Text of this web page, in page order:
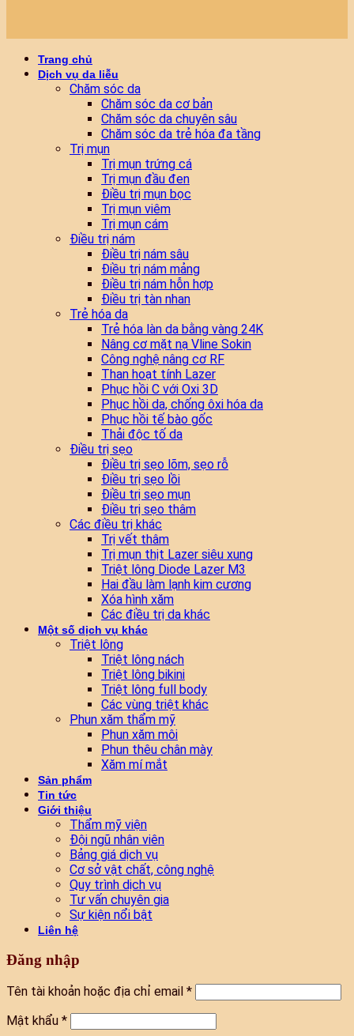
Trang chủ
Dịch vụ da liễu
Chăm sóc da
Chăm sóc da cơ bản
Chăm sóc da chuyên sâu
Chăm sóc da trẻ hóa đa tầng
Trị mụn
Trị mụn trứng cá
Trị mụn đầu đen
Điều trị mụn bọc
Trị mụn viêm
Trị mụn cám
Điều trị nám
Điều trị nám sâu
Điều trị nám mảng
Điều trị nám hỗn hợp
Điều trị tàn nhan
Trẻ hóa da
Trẻ hóa làn da bằng vàng 24K
Nâng cơ mặt nạ Vline Sokin
Công nghệ nâng cơ RF
Than hoạt tính Lazer
Phục hồi C với Oxi 3D
Phục hồi da, chống ôxi hóa da
Phục hồi tế bào gốc
Thải độc tố da
Điều trị sẹo
Điều trị sẹo lõm, sẹo rỗ
Điều trị sẹo lồi
Điều trị sẹo mụn
Điều trị sẹo thâm
Các điều trị khác
Trị vết thâm
Trị mụn thịt Lazer siêu xung
Triệt lông Diode Lazer M3
Hai đầu làm lạnh kim cương
Xóa hình xăm
Các điều trị da khác
Một số dịch vụ khác
Triệt lông
Triệt lông nách
Triệt lông bikini
Triệt lông full body
Các vùng triệt khác
Phun xăm thẩm mỹ
Phun xăm môi
Phun thêu chân mày
Xăm mí mắt
Sản phẩm
Tin tức
Giới thiệu
Thẩm mỹ viện
Đội ngũ nhân viên
Bảng giá dịch vụ
Cơ sở vật chất, công nghệ
Quy trình dịch vụ
Tư vấn chuyên gia
Sự kiện nổi bật
Liên hệ
Đăng nhập
Tên tài khoản hoặc địa chỉ email *
Mật khẩu *